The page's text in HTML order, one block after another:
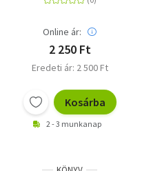
Online ár:
2 250 Ft
Eredeti ár: 2 500 Ft
Kosárba
2 - 3 munkanap